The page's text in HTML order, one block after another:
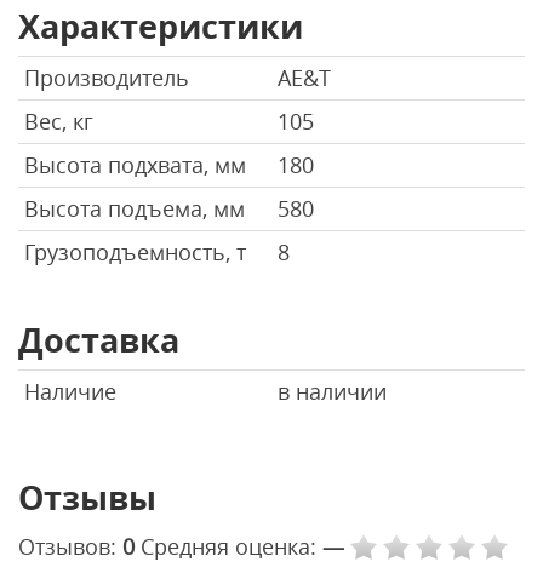
Характеристики
Производитель
AE&T
Вес, кг
105
Высота подхвата, мм
180
Высота подъема, мм
580
Грузоподъемность, т
8
Доставка
Наличие в наличии
Отзывы
Отзывов: 0 Средняя оценка: —